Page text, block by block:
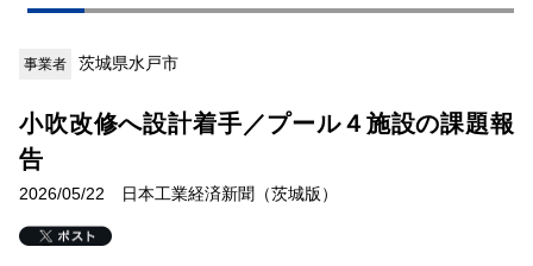
事業者 茨城県水戸市
小吹改修へ設計着手／プール４施設の課題報
告
2026/05/22 日本工業経済新聞（茨城版）